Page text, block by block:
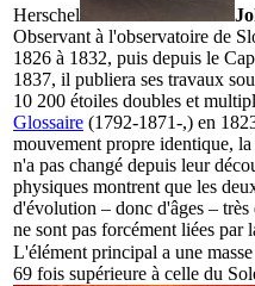
Herschel
Observant à l'observatoire de
1826 à 1832, puis depuis le
1837, il publiera ses travaux
10 200 étoiles doubles et
Glossaire (1792-1871-,) en
mouvement propre identique,
n'a pas changé depuis leur
physiques montrent que les
d'évolution – donc d'âges –
ne sont pas forcément liées par
L'élément principal a une
69 fois supérieure à celle du